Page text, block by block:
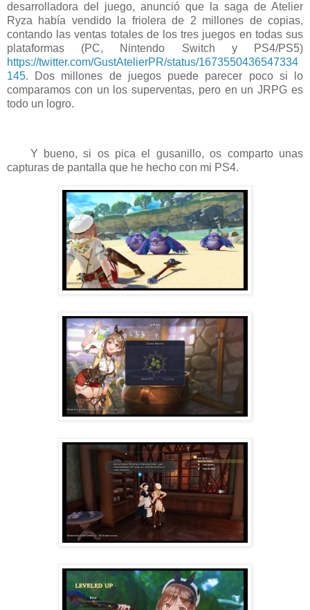
desarrolladora del juego, anunció que la saga de Atelier
Ryza había vendido la friolera de 2 millones de copias,
contando las ventas totales de los tres juegos en todas sus
plataformas (PC, Nintendo Switch y PS4/PS5)
https://twitter.com/GustAtelierPR/status/1673550436547334
145. Dos millones de juegos puede parecer poco si lo
comparamos con un los superventas, pero en un JRPG es
todo un logro.
Y bueno, si os pica el gusanillo, os comparto unas
capturas de pantalla que he hecho con mi PS4.